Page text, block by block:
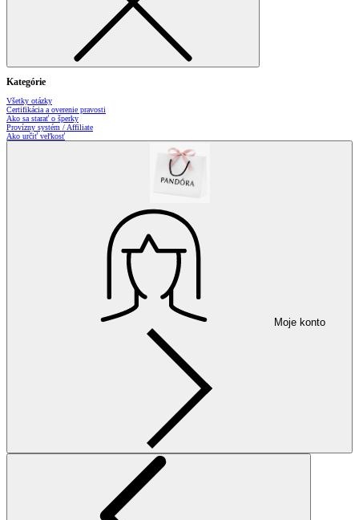
Kategórie
Všetky otázky
Certifikácia a overenie pravosti
Ako sa starať o šperky
Provízny systém / Affiliate
Ako určiť veľkosť
Moje konto